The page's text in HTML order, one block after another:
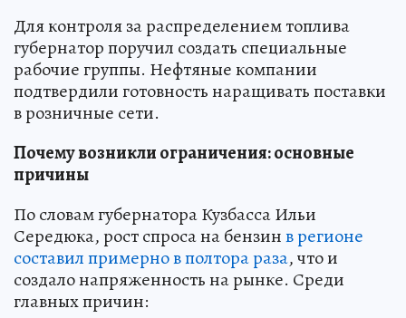
Для контроля за распределением топлива
губернатор поручил создать специальные
рабочие группы. Нефтяные компании
подтвердили готовность наращивать поставки
в розничные сети.
Почему возникли ограничения: основные
причины
По словам губернатора Кузбасса Ильи
Середюка, рост спроса на бензинв регионе
составил примерно в полтора раза, что и
создало напряженность на рынке. Среди
главных причин: